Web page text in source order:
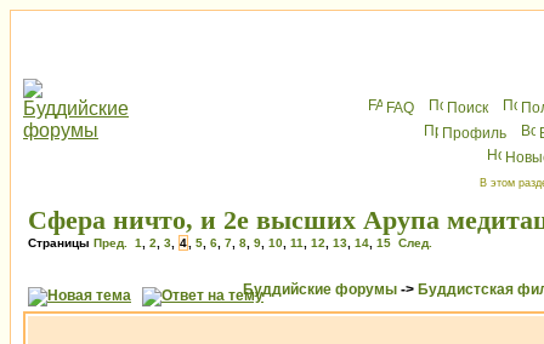
FAQ Поиск
Профиль
В этом
Сфера ничто, и 2е высших Арупа
Страницы Пред. 1 2 3 4 5 6 7 8 9 10 11 12 13 14 15 След.
Буддийские форумы -> Буддистская